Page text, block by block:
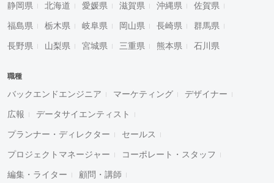
静岡県 北海道 愛媛県 滋賀県 沖縄県 佐賀県
福島県 栃木県 岐阜県 岡山県 長崎県 群馬県
長野県 山梨県 宮城県 三重県 熊本県 石川県
職種
バックエンドエンジニア マーケティング デザイナー
広報 データサイエンティスト
プランナー・ディレクター セールス
プロジェクトマネージャー コーポレート・スタッフ
編集・ライター 顧問・講師